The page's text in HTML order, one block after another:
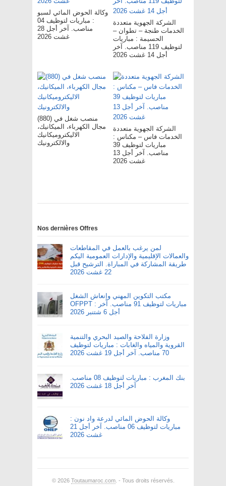
وكالة الحوض المائي لسبو
: مباريات لتوظيف 04
مناصب. آخر أجل 28
غشت 2026
الشركة الجهوية متعددة
الخدمات طنجة – تطوان –
الحسيمة : مباريات
لتوظيف 119 مناصب. آخر
أجل 14 غشت 2026
(880) منصب شغل في
مجال الكهرباء، الميكانيك،
الاليكتروميكانيك
والالكترونيك
الشركة الجهوية متعددة
الخدمات فاس – مکناس :
مباريات لتوظيف 39
مناصب. آخر أجل 13
غشت 2026
Nos dernières Offres
لمن يرغب بالعمل في المقاطعات
والعمالات الإقليمية والإدارات العمومية اليكم
طريقة المشاركة في المباراة. الترشيح قبل
22 غشت 2026
مكتب التكوين المهني وإنعاش الشغل
OFPPT : مباريات لتوظيف 91 مناصب. آخر
أجل 6 شتنبر 2026
وزارة الفلاحة والصيد البحري والتنمية
القروية والمياه والغابات : مباريات لتوظيف
70 مناصب. آخر أجل 19 غشت 2026
بنك المغرب : مباريات لتوظيف 08 مناصب.
آخر أجل 18 غشت 2026
وكالة الحوض المائي لدرعة واد نون :
مباريات لتوظيف 06 مناصب. آخر أجل 21
غشت 2026
© 2026 Toutaumaroc.com. - Tous droits réservés.